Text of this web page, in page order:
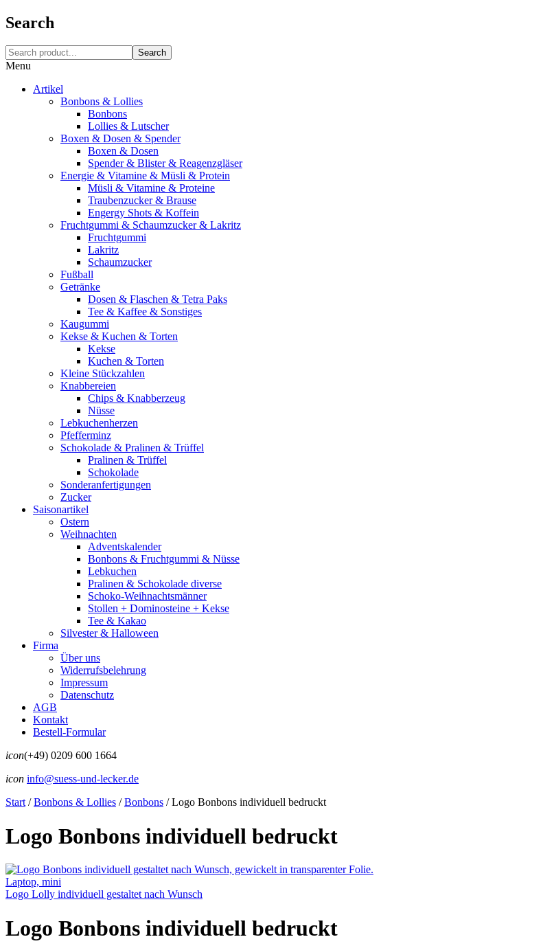
Search
Search
Menu
Artikel
Bonbons & Lollies
Bonbons
Lollies & Lutscher
Boxen & Dosen & Spender
Boxen & Dosen
Spender & Blister & Reagenzgläser
Energie & Vitamine & Müsli & Protein
Müsli & Vitamine & Proteine
Traubenzucker & Brause
Engergy Shots & Koffein
Fruchtgummi & Schaumzucker & Lakritz
Fruchtgummi
Lakritz
Schaumzucker
Fußball
Getränke
Dosen & Flaschen & Tetra Paks
Tee & Kaffee & Sonstiges
Kaugummi
Kekse & Kuchen & Torten
Kekse
Kuchen & Torten
Kleine Stückzahlen
Knabbereien
Chips & Knabberzeug
Nüsse
Lebkuchenherzen
Pfefferminz
Schokolade & Pralinen & Trüffel
Pralinen & Trüffel
Schokolade
Sonderanfertigungen
Zucker
Saisonartikel
Ostern
Weihnachten
Adventskalender
Bonbons & Fruchtgummi & Nüsse
Lebkuchen
Pralinen & Schokolade diverse
Schoko-Weihnachtsmänner
Stollen + Dominosteine + Kekse
Tee & Kakao
Silvester & Halloween
Firma
Über uns
Widerrufsbelehrung
Impressum
Datenschutz
AGB
Kontakt
Bestell-Formular
icon(+49) 0209 600 1664
icon info@suess-und-lecker.de
Start / Bonbons & Lollies / Bonbons /Logo Bonbons individuell bedruckt
Logo Bonbons individuell bedruckt
Laptop, mini
Logo Lolly individuell gestaltet nach Wunsch
Logo Bonbons individuell bedruckt